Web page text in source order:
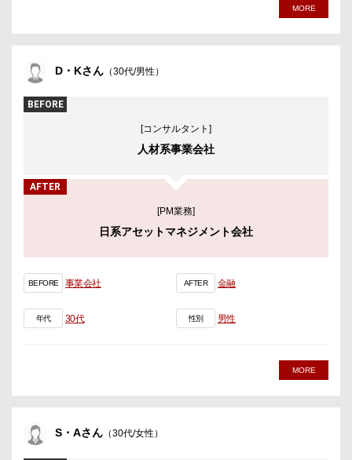
MORE
D・Kさん （30代/男性）
BEFORE
[コンサルタント]
人材系事業会社
AFTER
[PM業務]
日系アセットマネジメント会社
BEFORE 事業会社 AFTER 金融
年代 30代 性別 男性
MORE
S・Aさん （30代/女性）